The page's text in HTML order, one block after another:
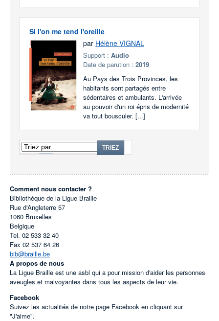
Si l'on me tend l'oreille
par Hélène VIGNAL
Support : Audio
Date de parution : 2019
Au Pays des Trois Provinces, les
habitants sont partagés entre
sédentaires et ambulants. L'arrivée
au pouvoir d'un roi épris de modernité
va tout bousculer. [...]
1 96
TRIEZ
Comment nous contacter ?
Bibliothèque de la Ligue Braille
Rue d'Angleterre 57
1060 Bruxelles
Belgique
Tel. 02 533 32 40
Fax 02 537 64 26
bib@braille.be
À propos de nous
La Ligue Braille est une asbl qui a pour mission d'aider les personnes
aveugles et malvoyantes dans tous les aspects de leur vie.
Facebook
Suivez les actualités de notre page Facebook en cliquant sur
"J'aime".